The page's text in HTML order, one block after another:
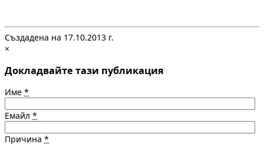
Създадена на 17.10.2013 г.
×
Докладвайте тази публикация
Име *
Емайл *
Причина *